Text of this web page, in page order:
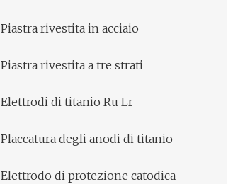
Piastra rivestita in acciaio
Piastra rivestita a tre strati
Elettrodi di titanio Ru Lr
Placcatura degli anodi di titanio
Elettrodo di protezione catodica